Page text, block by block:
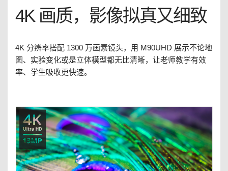
4K 画质，影像拟真又细致
4K 分辨率搭配 1300 万画素镜头，用 M90UHD 展示不论地
图、实验变化或是立体模型都无比清晰，让老师教学有效
率、学生吸收更快速。